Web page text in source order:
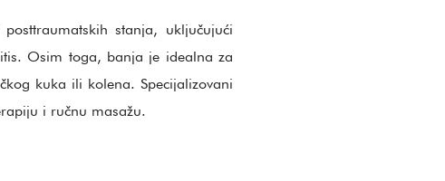
stanja, uključujući
Osim toga, banja je idealna za
kuka ili kolena. Specijalizovani
i ručnu masažu.